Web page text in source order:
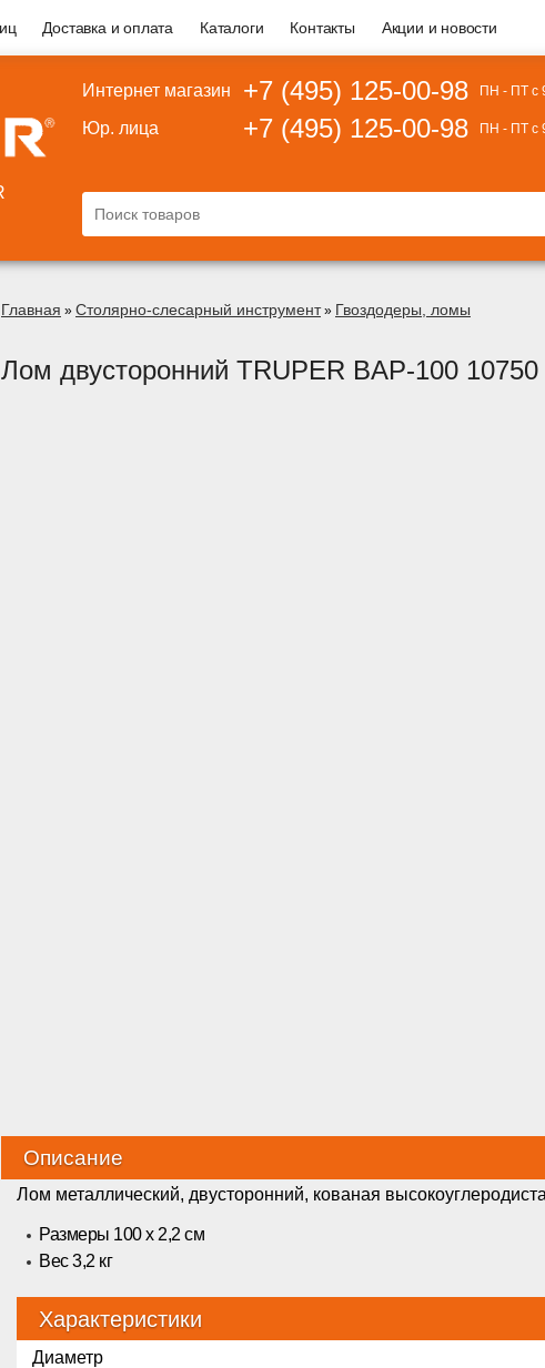
Доставка и оплата Каталоги Контакты Акции и новости
Интернет магазин +7 (495) 125-00-98 ПН - ПТ с
Юр. лица +7 (495) 125-00-98 ПН - ПТ с
Главная » Столярно-слесарный инструмент» Гвоздодеры, ломы
Лом двусторонний TRUPER BAP-100 10750
Описание
Лом металлический, двусторонний, кованая
Размеры 100 х 2,2 см
Вес 3,2 кг
Характеристики
Диаметр